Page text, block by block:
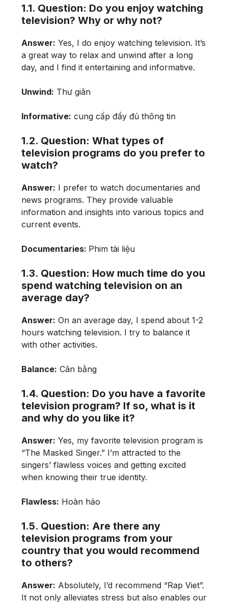
1.1. Question: Do you enjoy watching
television? Why or why not?
Answer: Yes, I do enjoy watching television. It’s
a great way to relax and unwind after a long
day, and I find it entertaining and informative.
Unwind: Thư giãn
Informative: cung cấp đầy đủ thông tin
1.2. Question: What types of
television programs do you prefer to
watch?
Answer: I prefer to watch documentaries and
news programs. They provide valuable
information and insights into various topics and
current events.
Documentaries: Phim tài liệu
1.3. Question: How much time do you
spend watching television on an
average day?
Answer: On an average day, I spend about 1-2
hours watching television. I try to balance it
with other activities.
Balance: Cân bằng
1.4. Question: Do you have a favorite
television program? If so, what is it
and why do you like it?
Answer: Yes, my favorite television program is
“The Masked Singer.” I’m attracted to the
singers’ flawless voices and getting excited
when knowing their true identity.
Flawless: Hoàn hảo
1.5. Question: Are there any
television programs from your
country that you would recommend
to others?
Answer: Absolutely, I’d recommend “Rap Viet”.
It not only alleviates stress but also enables our